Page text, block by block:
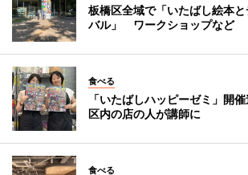
板橋区全域で「いたばし絵本
バル」 ワークショップなど
食べる
「いたばしハッピーゼミ」開
区内の店の人が講師に
食べる